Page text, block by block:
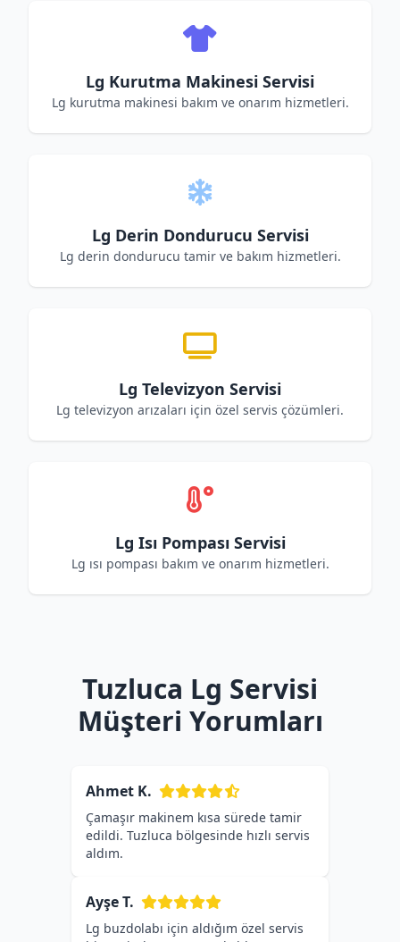
Lg Kurutma Makinesi Servisi
Lg kurutma makinesi bakım ve onarım hizmetleri.
Lg Derin Dondurucu Servisi
Lg derin dondurucu tamir ve bakım hizmetleri.
Lg Televizyon Servisi
Lg televizyon arızaları için özel servis çözümleri.
Lg Isı Pompası Servisi
Lg ısı pompası bakım ve onarım hizmetleri.
Tuzluca Lg Servisi
Müşteri Yorumları
Ahmet K.
Çamaşır makinem kısa sürede tamir
edildi. Tuzluca bölgesinde hızlı servis
aldım.
Ayşe T.
Lg buzdolabı için aldığım özel servis